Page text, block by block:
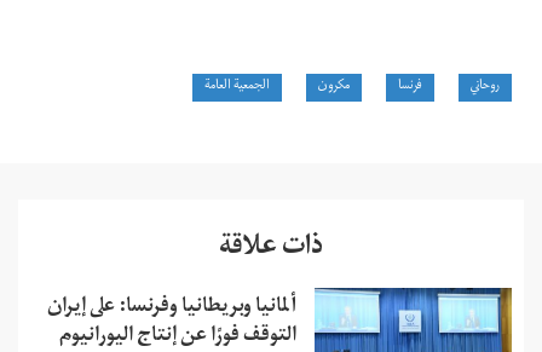
روحاني فرنسا مكرون الجمعية العامة
ذات علاقة
ألمانيا وبريطانيا وفرنسا: على إيران
التوقف فورًا عن إنتاج اليورانيوم